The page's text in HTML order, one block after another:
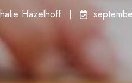
Hazelhoff